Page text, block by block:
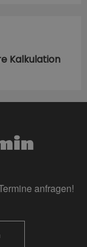
Kalkulation
anfragen!